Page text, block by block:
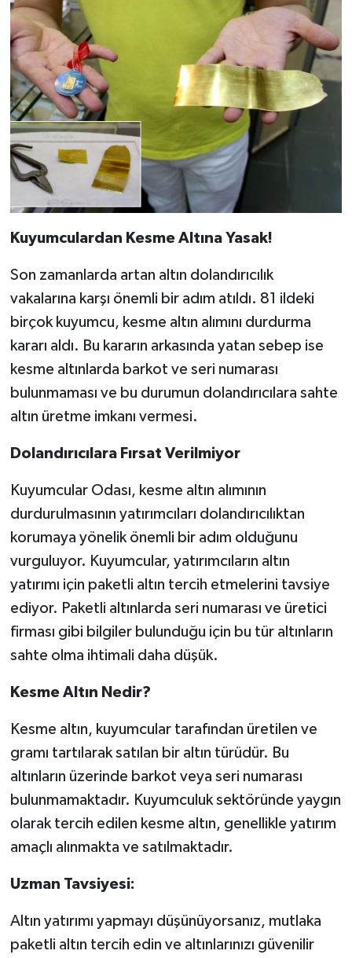
Kuyumculardan Kesme Altına Yasak!
Son zamanlarda artan altın dolandırıcılık
vakalarına karşı önemli bir adım atıldı. 81 ildeki
birçok kuyumcu, kesme altın alımını durdurma
kararı aldı. Bu kararın arkasında yatan sebep ise
kesme altınlarda barkot ve seri numarası
bulunmaması ve bu durumun dolandırıcılara sahte
altın üretme imkanı vermesi.
Dolandırıcılara Fırsat Verilmiyor
Kuyumcular Odası, kesme altın alımının
durdurulmasının yatırımcıları dolandırıcılıktan
korumaya yönelik önemli bir adım olduğunu
vurguluyor. Kuyumcular, yatırımcıların altın
yatırımı için paketli altın tercih etmelerini tavsiye
ediyor. Paketli altınlarda seri numarası ve üretici
firması gibi bilgiler bulunduğu için bu tür altınların
sahte olma ihtimali daha düşük.
Kesme Altın Nedir?
Kesme altın, kuyumcular tarafından üretilen ve
gramı tartılarak satılan bir altın türüdür. Bu
altınların üzerinde barkot veya seri numarası
bulunmamaktadır. Kuyumculuk sektöründe yaygın
olarak tercih edilen kesme altın, genellikle yatırım
amaçlı alınmakta ve satılmaktadır.
Uzman Tavsiyesi:
Altın yatırımı yapmayı düşünüyorsanız, mutlaka
paketli altın tercih edin ve altınlarınızı güvenilir